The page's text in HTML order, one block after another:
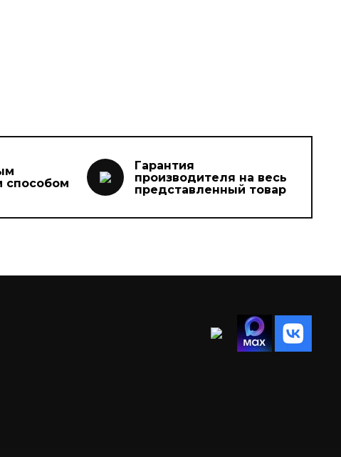
способом
Гарантия
производителя на весь
представленный товар